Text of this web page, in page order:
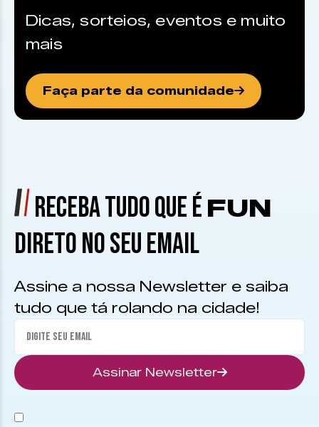
Dicas, sorteios, eventos e muito
mais
Faça parte da comunidade
RECEBA TUDO QUE É FUN
DIRETO NO SEU EMAIL
Assine a nossa Newsletter e saiba
tudo que tá rolando na cidade!
Assinar Newsletter